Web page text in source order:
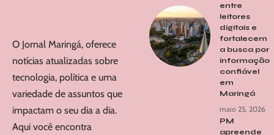
O Jornal Maringá, oferece
notícias atualizadas sobre
tecnologia, política e uma
variedade de assuntos que
impactam o seu dia a dia.
Aqui você encontra
entre
leitores
digitais e
fortalecem
a busca por
informação
confiável
em
Maringá
maio 25, 2026
PM
apreende